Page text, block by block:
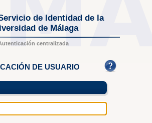
de Identidad de la
de Málaga
centralizada
DE USUARIO